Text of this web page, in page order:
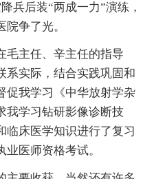
兵后装“两成一力”演练，
争了光。
毛主任、辛主任的指导
系实际，结合实践巩固和
促我学习《中华放射学杂
我学习钻研影像诊断技
临床医学知识进行了复习
医师资格考试。